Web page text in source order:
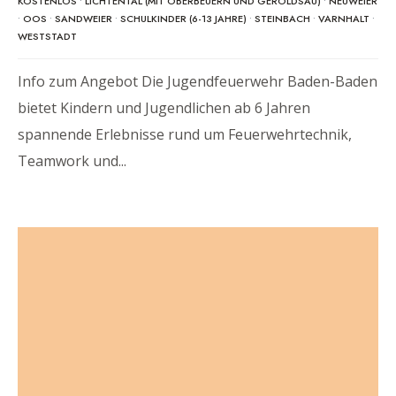
• OOS • SANDWEIER • SCHULKINDER (6-13 JAHRE) • STEINBACH • VARNHALT •
WESTSTADT
Info zum Angebot Die Jugendfeuerwehr Baden-Baden
bietet Kindern und Jugendlichen ab 6 Jahren
spannende Erlebnisse rund um Feuerwehrtechnik,
Teamwork und...